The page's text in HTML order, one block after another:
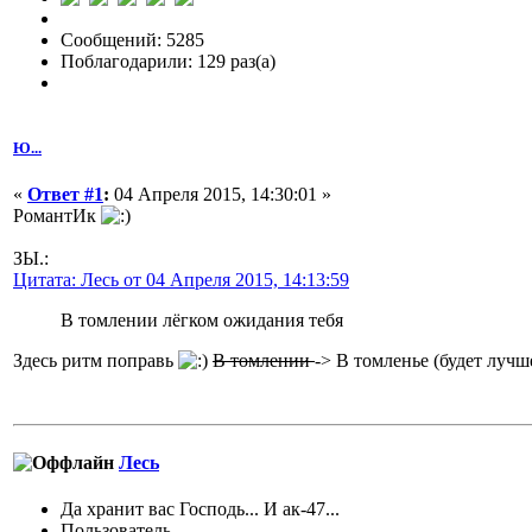
Сообщений: 5285
Поблагодарили: 129 раз(а)
Ю...
« Ответ #1: 04 Апреля 2015, 14:30:01 »
РомантИк
ЗЫ.:
Цитата: Лесь от 04 Апреля 2015, 14:13:59
В томлении лёгком ожидания тебя
Здесь ритм поправь
В томлении-> В томленье (будет
Лесь
Да хранит вас Господь... И ак-47...